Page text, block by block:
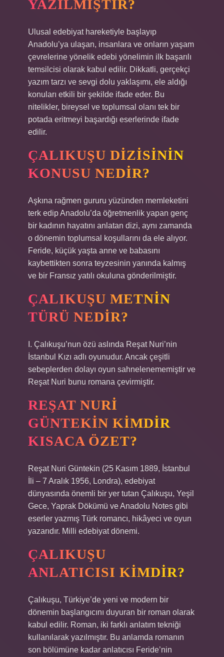
YAZILMIŞTIR?
Ulusal edebiyat hareketiyle başlayıp
Anadolu’ya ulaşan, insanlara ve onların yaşam
çevrelerine yönelik edebi yönelimin ilk başarılı
temsilcisi olarak kabul edilir. Dikkatli, gerçekçi
yazım tarzı ve sevgi dolu yaklaşımı, ele aldığı
konuları etkili bir şekilde ifade eder. Bu
nitelikler, bireysel ve toplumsal olanı tek bir
potada eritmeyi başardığı eserlerinde ifade
edilir.
ÇALIKUŞU DIZISININ
KONUSU NEDIR?
Aşkına rağmen gururu yüzünden memleketini
terk edip Anadolu’da öğretmenlik yapan genç
bir kadının hayatını anlatan dizi, aynı zamanda
o dönemin toplumsal koşullarını da ele alıyor.
Feride, küçük yaşta anne ve babasını
kaybettikten sonra teyzesinin yanında kalmış
ve bir Fransız yatılı okuluna gönderilmiştir.
ÇALIKUŞU METNIN
TÜRÜ NEDIR?
I. Çalıkuşu’nun özü aslında Reşat Nuri’nin
İstanbul Kızı adlı oyunudur. Ancak çeşitli
sebeplerden dolayı oyun sahnelenememiştir ve
Reşat Nuri bunu romana çevirmiştir.
REŞAT NURI
GÜNTEKIN KIMDIR
KISACA ÖZET?
Reşat Nuri Güntekin (25 Kasım 1889, İstanbul
İli – 7 Aralık 1956, Londra), edebiyat
dünyasında önemli bir yer tutan Çalıkuşu, Yeşil
Gece, Yaprak Dökümü ve Anadolu Notes gibi
eserler yazmış Türk romancı, hikâyeci ve oyun
yazarıdır. Milli edebiyat dönemi.
ÇALIKUŞU
ANLATICISI KIMDIR?
Çalıkuşu, Türkiye’de yeni ve modern bir
dönemin başlangıcını duyuran bir roman olarak
kabul edilir. Roman, iki farklı anlatım tekniği
kullanılarak yazılmıştır. Bu anlamda romanın
son bölümüne kadar anlatıcısı Feride’nin